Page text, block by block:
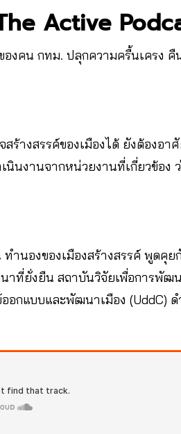
Active
งคน กทม. ปลุกความครื้นเครง คื
ร้างสรรค์ของเมืองได้ ยังต้องอาศั
นินงานจากหน่วยงานที่เกี่ยวข้อง
นองของเมืองสร้างสรรค์ พูดคุย
ที่ยั่งยืน สถาบันวิจัยเพื่อการพัฒ
กแบบและพัฒนาเมือง (UddC) ด